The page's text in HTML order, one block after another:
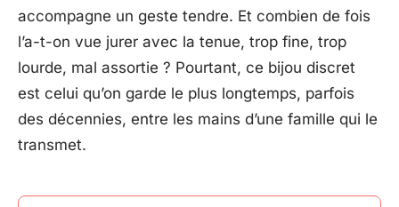
accompagne un geste tendre. Et combien de fois
l’a-t-on vue jurer avec la tenue, trop fine, trop
lourde, mal assortie ? Pourtant, ce bijou discret
est celui qu’on garde le plus longtemps, parfois
des décennies, entre les mains d’une famille qui le
transmet.